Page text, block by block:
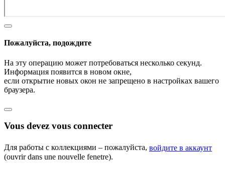
Пожалуйста, подождите
На эту операцию может потребоваться несколько секунд.
Информация появится в новом окне,
если открытие новых окон не запрещено в настройках вашего
браузера.
Vous devez vous connecter
Для работы с коллекциями – пожалуйста, войдите в аккаунт
(ouvrir dans une nouvelle fenetre).